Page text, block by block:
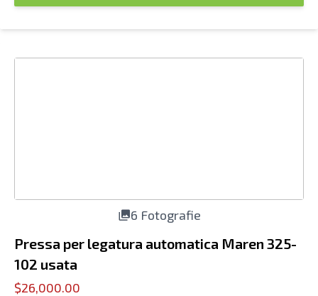
6 Fotografie
Pressa per legatura automatica Maren 325-
102 usata
$26,000.00